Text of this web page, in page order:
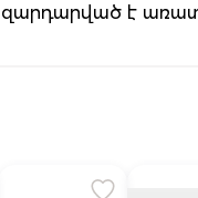
զարդարված է